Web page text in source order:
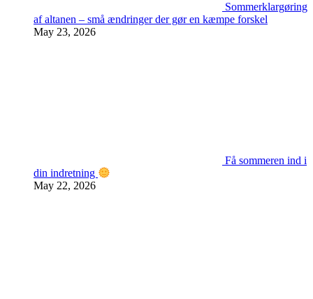
Sommerklargøring
af altanen – små ændringer der gør en kæmpe forskel
May 23, 2026
Få sommeren ind i
din indretning
May 22, 2026